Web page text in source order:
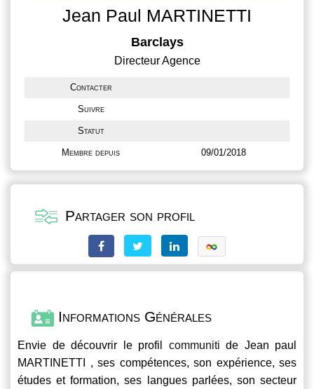
Jean Paul MARTINETTI
Barclays
Directeur Agence
Contacter
Suivre
Statut
Membre depuis 09/01/2018
Partager son profil
Informations Générales
Envie de découvrir le profil communiti de Jean paul
MARTINETTI , ses compétences, son expérience, ses
études et formation, ses langues parlées, son secteur